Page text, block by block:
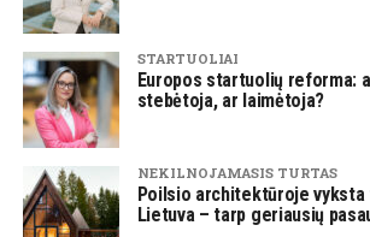
STARTUOLIAI
Europos startuolių reforma:
stebėtoja, ar laimėtoja?
NEKILNOJAMASIS TURTAS
Poilsio architektūroje
Lietuva – tarp geriausių